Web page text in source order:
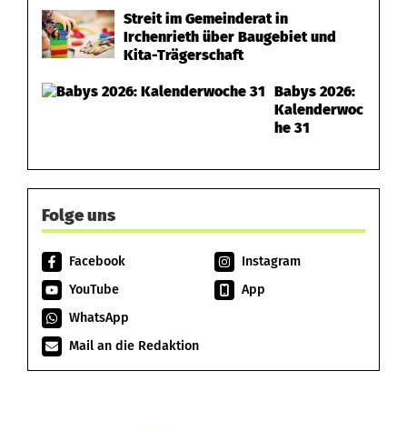
Streit im Gemeinderat in
Irchenrieth über Baugebiet und
Kita-Trägerschaft
Babys 2026:
Kalenderwoc
he 31
Folge uns
Facebook
Instagram
YouTube
App
WhatsApp
Mail an die Redaktion